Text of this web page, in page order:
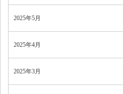
2025年5月
2025年4月
2025年3月